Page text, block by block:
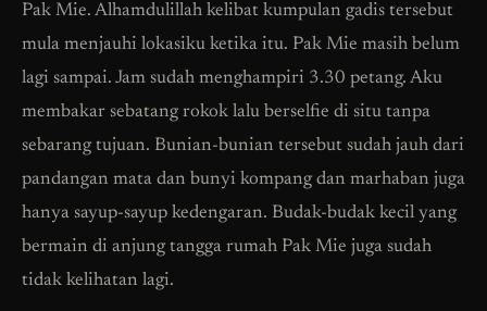
Pak Mie. Alhamdulillah kelibat kumpulan gadis tersebut
mula menjauhi lokasiku ketika itu. Pak Mie masih belum
lagi sampai. Jam sudah menghampiri 3.30 petang. Aku
membakar sebatang rokok lalu berselfie di situ tanpa
sebarang tujuan. Bunian-bunian tersebut sudah jauh dari
pandangan mata dan bunyi kompang dan marhaban juga
hanya sayup-sayup kedengaran. Budak-budak kecil yang
bermain di anjung tangga rumah Pak Mie juga sudah
tidak kelihatan lagi.